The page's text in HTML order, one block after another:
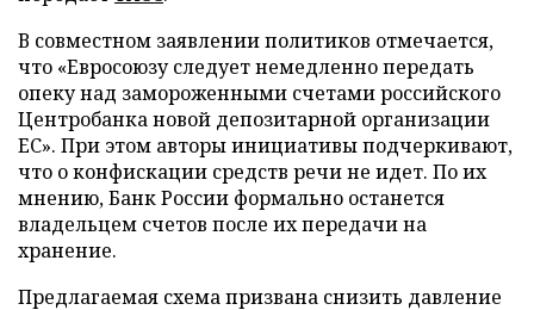
В совместном заявлении политиков отмечается,
что «Евросоюзу следует немедленно передать
опеку над замороженными счетами российского
Центробанка новой депозитарной организации
ЕС». При этом авторы инициативы подчеркивают,
что о конфискации средств речи не идет. По их
мнению, Банк России формально останется
владельцем счетов после их передачи на
хранение.
Предлагаемая схема призвана снизить давление